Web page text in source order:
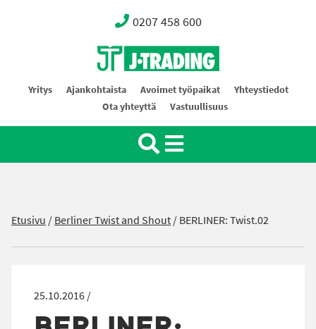
0207 458 600
Oy J-Trading Ab
Yritys Ajankohtaista Avoimet työpaikat
Yhteystiedot
Ota yhteyttä
Vastuullisuus
Etusivu /Berliner Twist and Shout/BERLINER: Twist.02
25.10.2016 /